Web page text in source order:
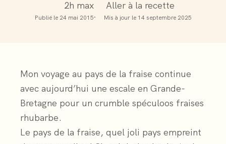
2h max Aller à la recette
Publié le 24 mai 2015 Mis à jour le 14 septembre 2025
Mon voyage au pays de la fraise continue
avec aujourd’hui une escale en Grande-
Bretagne pour un crumble spéculoos fraises
rhubarbe.
Le pays de la fraise, quel joli pays empreint